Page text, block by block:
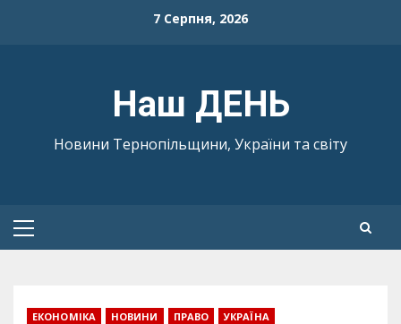
7 Серпня, 2026
Наш ДЕНЬ
Новини Тернопільщини, України та світу
Primary
ЕКОНОМІКА НОВИНИ ПРАВО УКРАЇНА